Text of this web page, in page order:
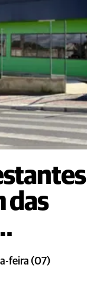
das
feira (07)